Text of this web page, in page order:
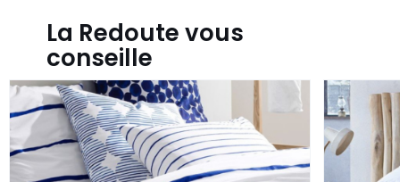
La Redoute vous
conseille